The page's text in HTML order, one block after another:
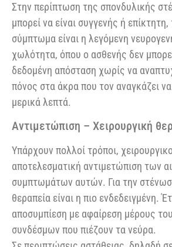
Στην περίπτωση της σπονδυλικής
μπορεί να είναι συγγενής ή
σύμπτωμα είναι η λεγόμενη
χωλότητα, όπου ο ασθενής δεν
δεδομένη απόσταση χωρίς να
πόνος στα άκρα που τον αναγκάζει
μερικά λεπτά.
Αντιμετώπιση – Χειρουργική
Υπάρχουν πολλοί τρόποι,
αποτελεσματική αντιμετώπιση των
συμπτωμάτων αυτών. Για την
θεραπεία είναι η πιο ενδεδειγμένη.
αποσυμπίεση με αφαίρεση μέρους
συνδέσμων που πιέζουν τα νεύρα.